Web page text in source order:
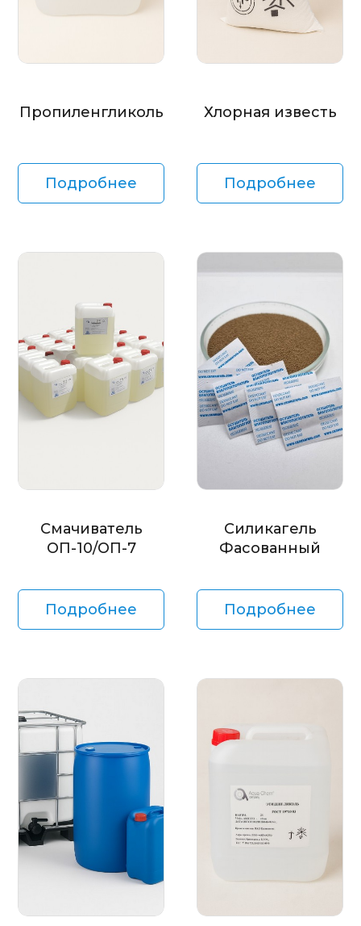
Пропиленгликоль
Подробнее
Хлорная известь
Подробнее
Смачиватель
ОП-10/ОП-7
Подробнее
Силикагель
Фасованный
Подробнее